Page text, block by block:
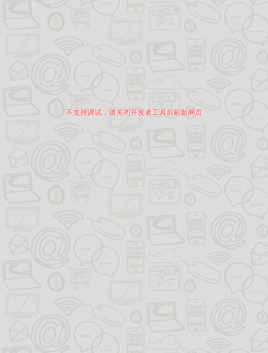
不支持调试，请关闭开发者工具后刷新网页